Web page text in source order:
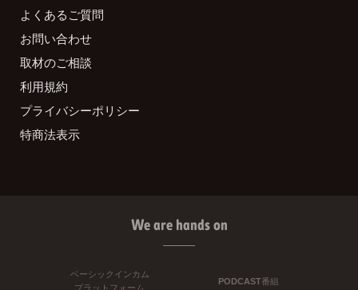
よくあるご質問
お問い合わせ
取材のご相談
利用規約
プライバシーポリシー
特商法表示
We are hands on
ベーシックインカム
プラットフォーム
PODCAST番組